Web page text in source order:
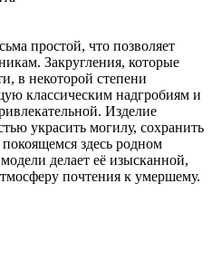
простой, что позволяет
Закругления, которые
в некоторой степени
классическим надгробиям и
Изделие
украсить могилу, сохранить
здесь родном
делает её изысканной,
почтения к умершему.